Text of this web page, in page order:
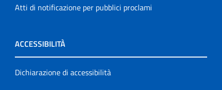
Atti di notificazione per pubblici proclami
ACCESSIBILITÀ
Dichiarazione di accessibilità